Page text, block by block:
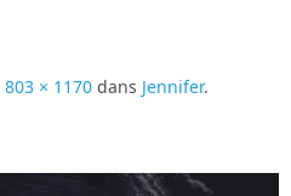
803 × 1170 dans Jennifer.